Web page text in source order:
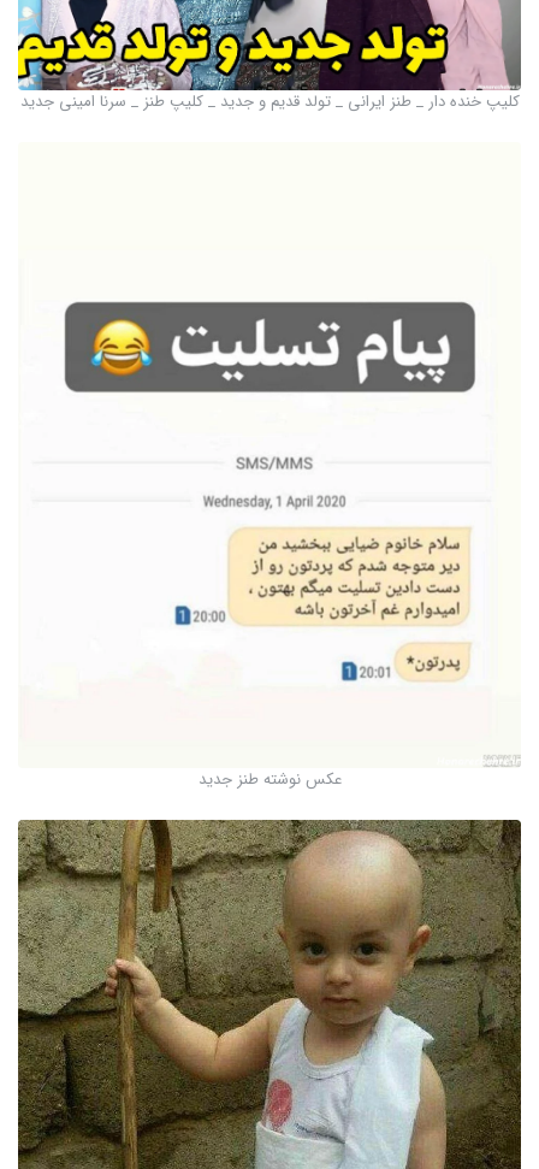
کلیپ خنده دار _ طنز ایرانی _ تولد قدیم و جدید _ کلیپ طنز _ سرنا امینی جدید
عکس نوشته طنز جدید